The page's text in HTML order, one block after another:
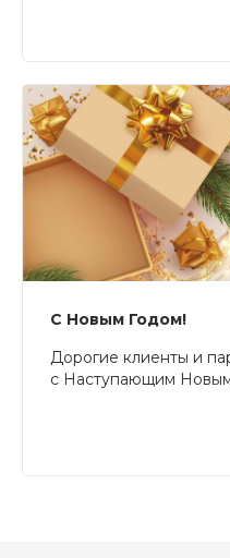
С Новым Годом!
Дорогие клиенты и
с Наступающим